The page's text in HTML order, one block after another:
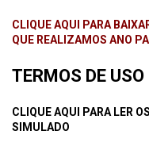
CLIQUE AQUI PARA
QUE REALIZAMOS ANO
TERMOS DE USO
CLIQUE AQUI PARA LER
SIMULADO